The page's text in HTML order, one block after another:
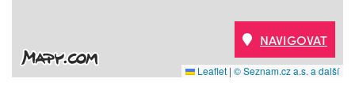
Leaflet | © Seznam.cz a.s. a další
NAVIGOVAT